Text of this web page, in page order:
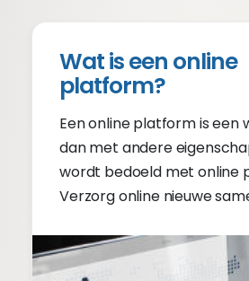
Wat is een online
platform?
Een online platform is een
dan met andere
wordt bedoeld met online
Verzorg online nieuwe